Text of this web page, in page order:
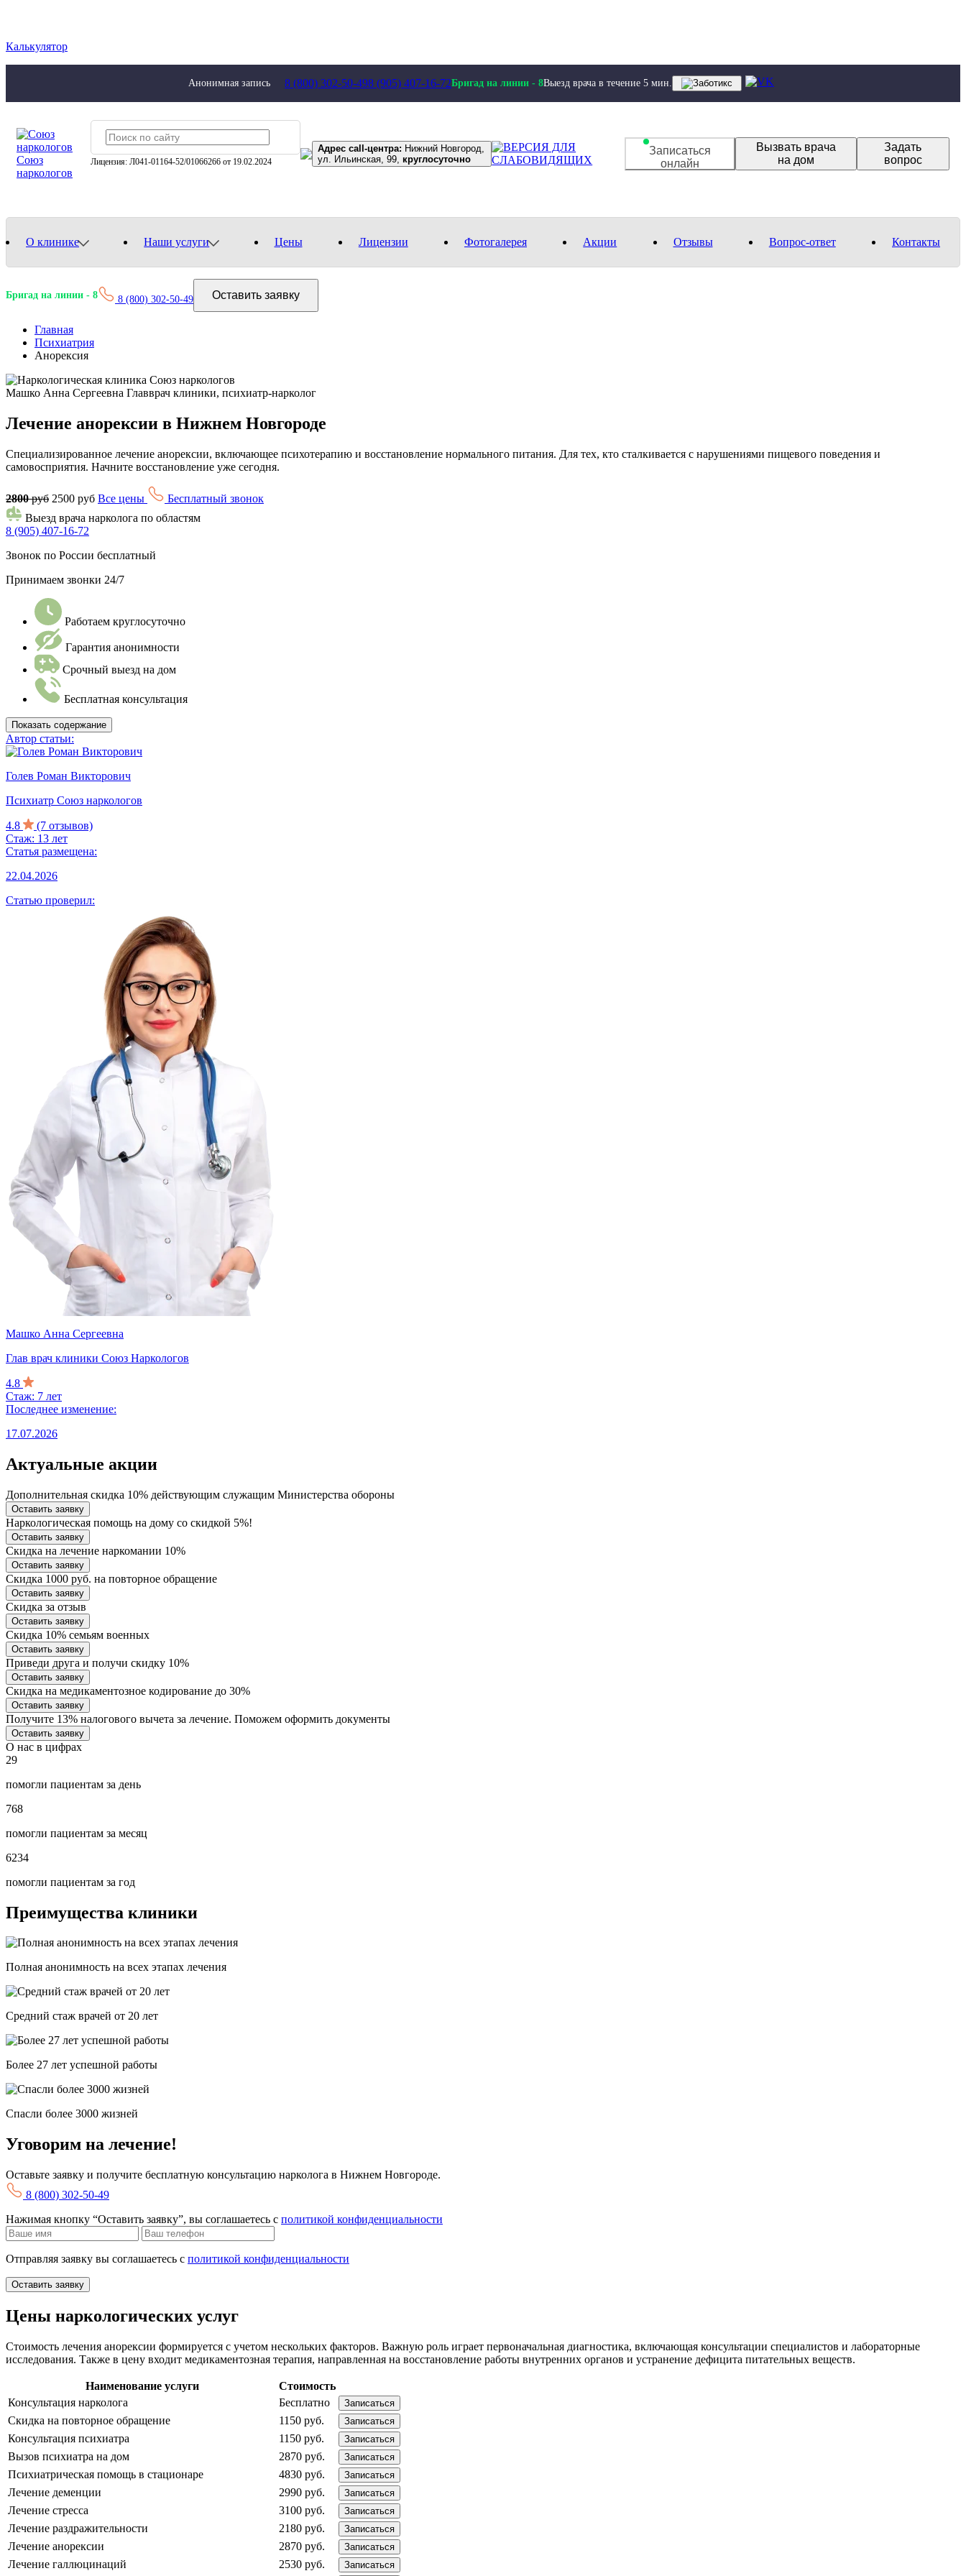
Калькулятор
Анонимная запись 8 (800) 302-50-498 (905) 407-16-72Бригад на линии - 8Выезд врача в течение 5 мин.
Союз
наркологов
Лицензия: Л041-01164-52/01066266 от 19.02.2024
Адрес call-центра:
ул. Ильинская, 99, круглосуточно
Записаться
онлайн
Вызвать врача
на дом
Задать
вопрос
О клинике Наши услуги Цены Лицензии Фотогалерея Акции Отзывы Вопрос-ответ Контакты
Бригад на линии - 8 8 (800) 302-50-49 Оставить заявку
Главная
Психиатрия
Анорексия
Машко Анна Сергеевна Главврач клиники, психиатр-нарколог
Лечение анорексии в Нижнем Новгороде
Специализированное лечение анорексии, включающее психотерапию и восстановление нормального питания. Для тех, кто сталкивается с нарушениями пищевого поведения и
самовосприятия. Начните восстановление уже сегодня.
2800руб 2500 руб Все цены
Бесплатный звонок
Выезд врача нарколога по областям
8 (905) 407-16-72
Звонок по России бесплатный
Принимаем звонки 24/7
Работаем круглосуточно
Гарантия анонимности
Срочный выезд на дом
Бесплатная консультация
Показать содержание
Автор статьи:
Голев Роман Викторович
Психиатр Союз наркологов
4.8
(7 отзывов)
Стаж: 13 лет
Статья размещена:
22.04.2026
Статью проверил:
Машко Анна Сергеевна
Глав врач клиники Союз Наркологов
4.8
Стаж: 7 лет
Последнее изменение:
17.07.2026
Актуальные акции
Дополнительная скидка 10% действующим служащим Министерства обороны
Оставить заявку
Наркологическая помощь на дому со скидкой 5%!
Оставить заявку
Скидка на лечение наркомании 10%
Оставить заявку
Скидка 1000 руб. на повторное обращение
Оставить заявку
Скидка за отзыв
Оставить заявку
Скидка 10% семьям военных
Оставить заявку
Приведи друга и получи скидку 10%
Оставить заявку
Скидка на медикаментозное кодирование до 30%
Оставить заявку
Получите 13% налогового вычета за лечение. Поможем оформить документы
Оставить заявку
О нас в цифрах
29
помогли пациентам за день
768
помогли пациентам за месяц
6234
помогли пациентам за год
Преимущества клиники
Полная анонимность на всех этапах лечения
Средний стаж врачей от 20 лет
Более 27 лет успешной работы
Спасли более 3000 жизней
Уговорим на лечение!
Оставьте заявку и получите бесплатную консультацию нарколога в Нижнем Новгороде.
8 (800) 302-50-49
Нажимая кнопку “Оставить заявку”, вы соглашаетесь с политикой конфиденциальности
Отправляя заявку вы соглашаетесь с политикой конфиденциальности
Оставить заявку
Цены наркологических услуг
Стоимость лечения анорексии формируется с учетом нескольких факторов. Важную роль играет первоначальная диагностика, включающая консультации специалистов и лабораторные
исследования. Также в цену входит медикаментозная терапия, направленная на восстановление работы внутренних органов и устранение дефицита питательных веществ.
Наименование услуги
Стоимость
Консультация нарколога
Бесплатно Записаться
Скидка на повторное обращение 1150 руб. Записаться
Консультация психиатра 1150 руб. Записаться
Вызов психиатра на дом 2870 руб. Записаться
Психиатрическая помощь в стационаре 4830 руб. Записаться
Лечение деменции 2990 руб. Записаться
Лечение стресса 3100 руб. Записаться
Лечение раздражительности 2180 руб. Записаться
Лечение анорексии 2870 руб. Записаться
Лечение галлюцинаций 2530 руб. Записаться